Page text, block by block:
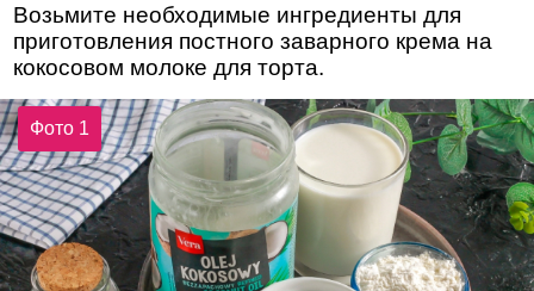
Возьмите необходимые ингредиенты для
приготовления постного заварного крема на
кокосовом молоке для торта.
Фото 1